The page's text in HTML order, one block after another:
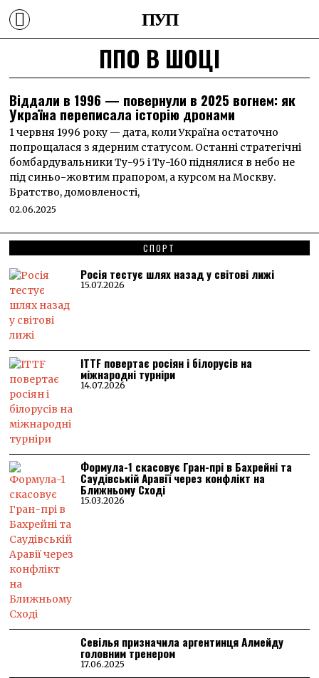
ПУП
ППО В ШОЦІ
Віддали в 1996 — повернули в 2025 вогнем: як
Україна переписала історію дронами
1 червня 1996 року — дата, коли Україна остаточно
попрощалася з ядерним статусом. Останні стратегічні
бомбардувальники Ту-95 і Ту-160 піднялися в небо не
під синьо-жовтим прапором, а курсом на Москву.
Братство, домовленості,
02.06.2025
СПОРТ
Росія тестує шлях назад у світові лижі
15.07.2026
ITTF повертає росіян і білорусів на
міжнародні турніри
14.07.2026
Формула-1 скасовує Гран-прі в Бахрейні та
Саудівській Аравії через конфлікт на
Ближньому Сході
15.03.2026
Севілья призначила аргентинця Алмейду
головним тренером
17.06.2025